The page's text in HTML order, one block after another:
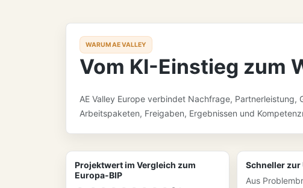
WARUM AE VALLEY
Vom KI-Einstieg zum
AE Valley Europe verbindet Nachfrage,
Arbeitspaketen, Freigaben, Ergebnissen und
Projektwert im Vergleich zum
Europa-BIP
Schneller zur
Aus